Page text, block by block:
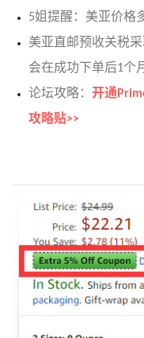
5姐提醒：美亚价格
美亚直邮预收关税采
会在成功下单后1个
论坛攻略： 开通
攻略贴>>